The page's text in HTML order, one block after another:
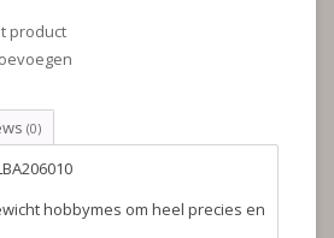
product
(0)
hobbymes om heel precies en